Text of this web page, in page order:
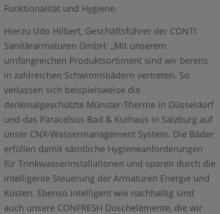
Funktionalität und Hygiene.
Hierzu Udo Hilbert, Geschäftsführer der CONTI
Sanitärarmaturen GmbH: „Mit unserem
umfangreichen Produktsortiment sind wir bereits
in zahlreichen Schwimmbädern vertreten. So
verlassen sich beispielsweise die
denkmalgeschützte Münster-Therme in Düsseldorf
und das Paracelsus Bad & Kurhaus in Salzburg auf
unser CNX-Wassermanagement System. Die Bäder
erfüllen damit sämtliche Hygieneanforderungen
für Trinkwasserinstallationen und sparen durch die
intelligente Steuerung der Armaturen Energie und
Kosten. Ebenso intelligent wie nachhaltig sind
auch unsere CONFRESH Duschelemente, die wir